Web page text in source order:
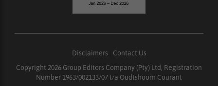
Disclaimers
Contact Us
Copyright 2026 Group Editors Company (Pty) Ltd, Registration
Number 1963/002133/07 t/a Oudtshoorn Courant